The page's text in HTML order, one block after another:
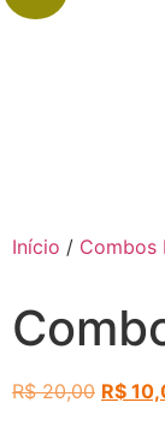
Início / Combos
R$20,00 R$